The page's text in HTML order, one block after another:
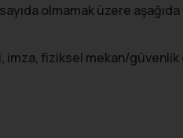
olmamak üzere
fiziksel mekan/